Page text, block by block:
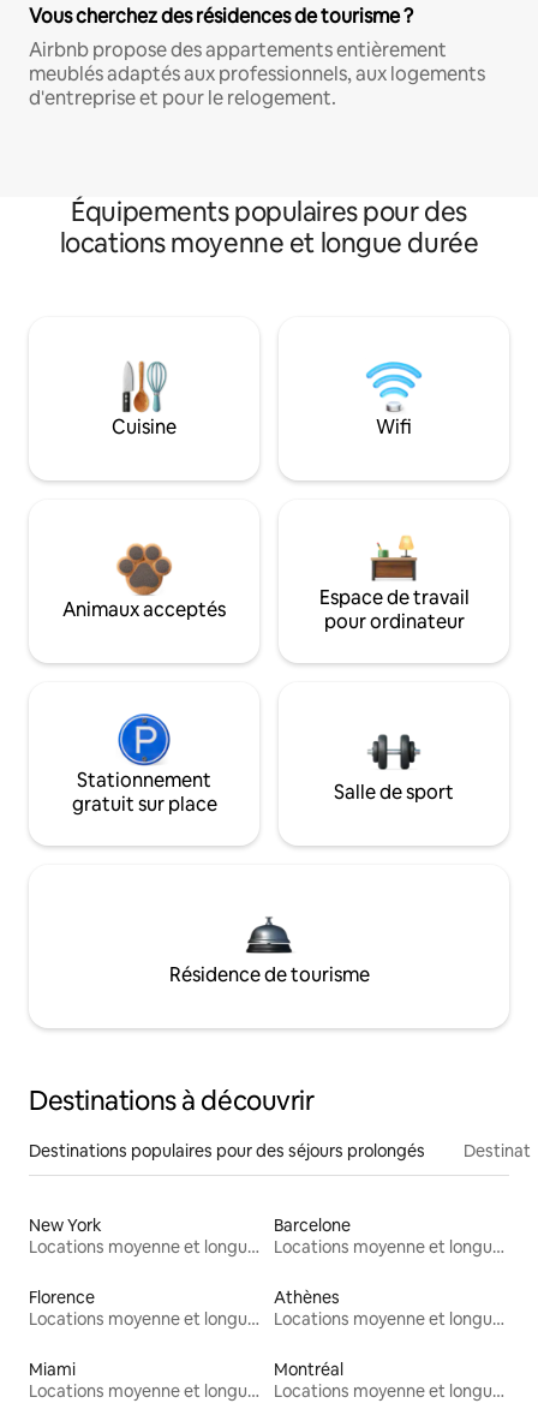
Vous cherchez des résidences de tourisme ?
Airbnb propose des appartements entièrement
meublés adaptés aux professionnels, aux logements
d'entreprise et pour le relogement.
Équipements populaires pour des
locations moyenne et longue durée
Cuisine Wifi
Animaux acceptés
Espace de travail
pour ordinateur
Stationnement
gratuit sur place
Salle de sport
Résidence de tourisme
Destinations à découvrir
Destinations populaires pour des séjours prolongés
New York
Locations moyenne et longue durée
Barcelone
Locations moyenne et longue durée
Florence
Locations moyenne et longue durée
Athènes
Locations moyenne et longue durée
Miami
Locations moyenne et longue durée
Montréal
Locations moyenne et longue durée